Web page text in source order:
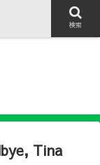
Tina
検索